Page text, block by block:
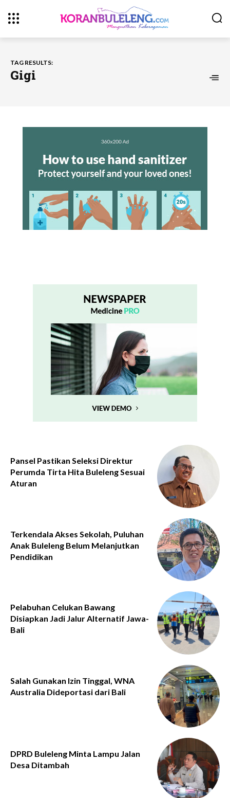
TAG RESULTS:
Gigi
Pansel Pastikan Seleksi Direktur
Perumda Tirta Hita Buleleng Sesuai
Aturan
Terkendala Akses Sekolah, Puluhan
Anak Buleleng Belum Melanjutkan
Pendidikan
Pelabuhan Celukan Bawang
Disiapkan Jadi Jalur Alternatif Jawa-
Bali
Salah Gunakan Izin Tinggal, WNA
Australia Dideportasi dari Bali
DPRD Buleleng Minta Lampu Jalan
Desa Ditambah